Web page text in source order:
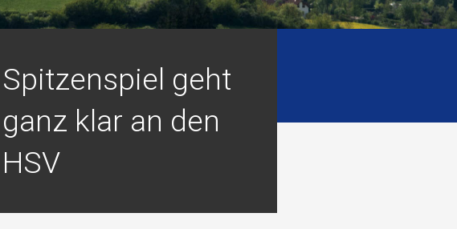
Spitzenspiel geht
ganz klar an den
HSV